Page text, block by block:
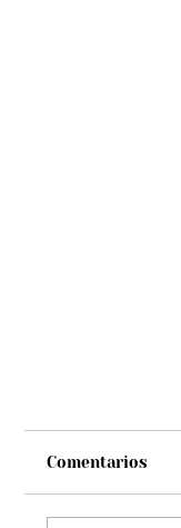
Comentarios